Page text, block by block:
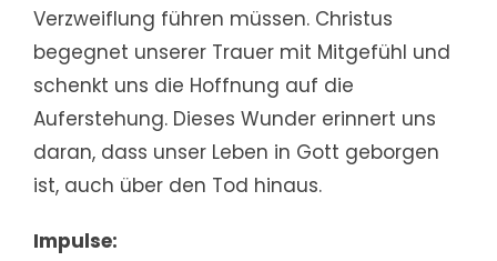
Verzweiflung führen müssen. Christus
begegnet unserer Trauer mit Mitgefühl und
schenkt uns die Hoffnung auf die
Auferstehung. Dieses Wunder erinnert uns
daran, dass unser Leben in Gott geborgen
ist, auch über den Tod hinaus.
Impulse: